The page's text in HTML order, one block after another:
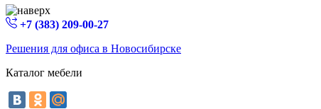
+7 (383) 209-00-27
Решения для офиса в Новосибирске
Каталог мебели